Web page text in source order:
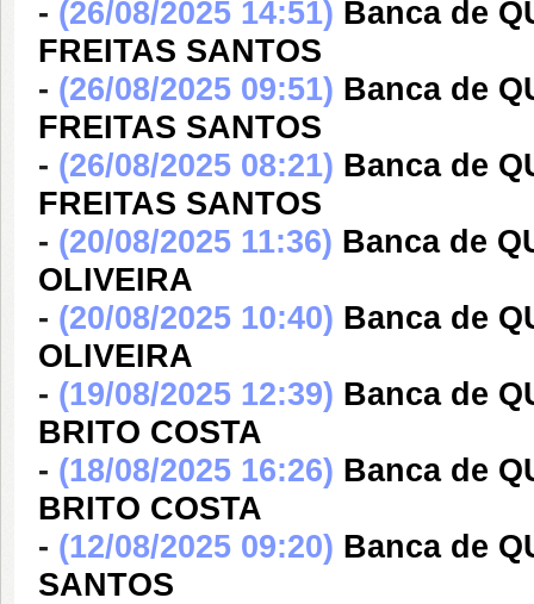
- (26/08/2025 14:51) Banca de
FREITAS SANTOS
- (26/08/2025 09:51) Banca de
FREITAS SANTOS
- (26/08/2025 08:21) Banca de
FREITAS SANTOS
- (20/08/2025 11:36) Banca de
OLIVEIRA
- (20/08/2025 10:40) Banca de
OLIVEIRA
- (19/08/2025 12:39) Banca de
BRITO COSTA
- (18/08/2025 16:26) Banca de
BRITO COSTA
- (12/08/2025 09:20) Banca de
SANTOS